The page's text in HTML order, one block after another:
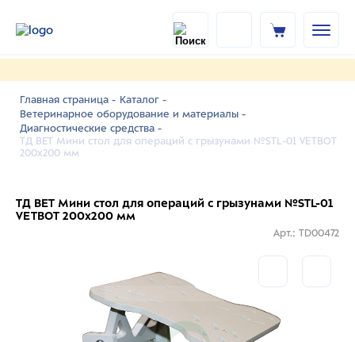
Главная страница - Каталог -
Ветеринарное оборудование и материалы -
Диагностические средства -
ТД ВЕТ Мини стол для операций с грызунами №STL-01 VETBOT
200х200 мм
ТД ВЕТ Мини стол для операций с грызунами №STL-01
VETBOT 200х200 мм
Арт.: TD00472